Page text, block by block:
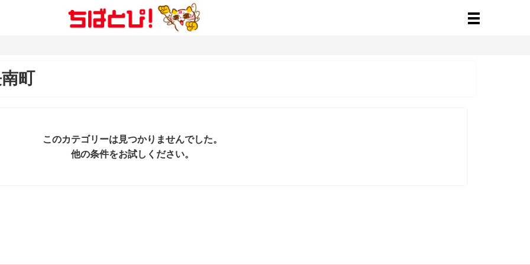
町
このカテゴリーは見つかりませんでした。
他の条件をお試しください。